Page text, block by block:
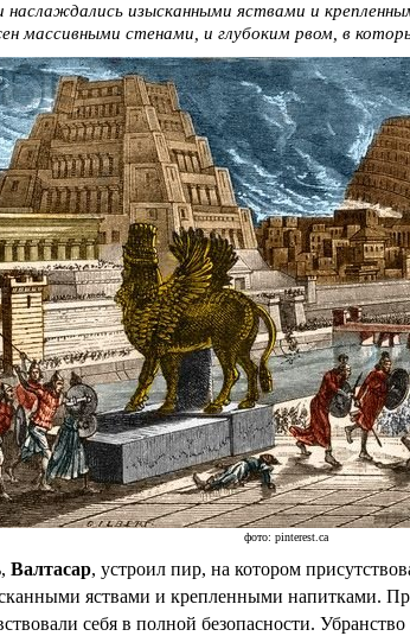
наслаждались изысканными яствами и
массивными стенами, и глубоким рвом, в
фото: pinterest.ca
Валтасар, устроил пир, на котором
яствами и крепленными напитками.
себя в полной безопасности.